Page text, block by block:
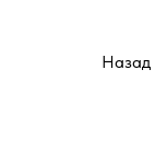
Назад